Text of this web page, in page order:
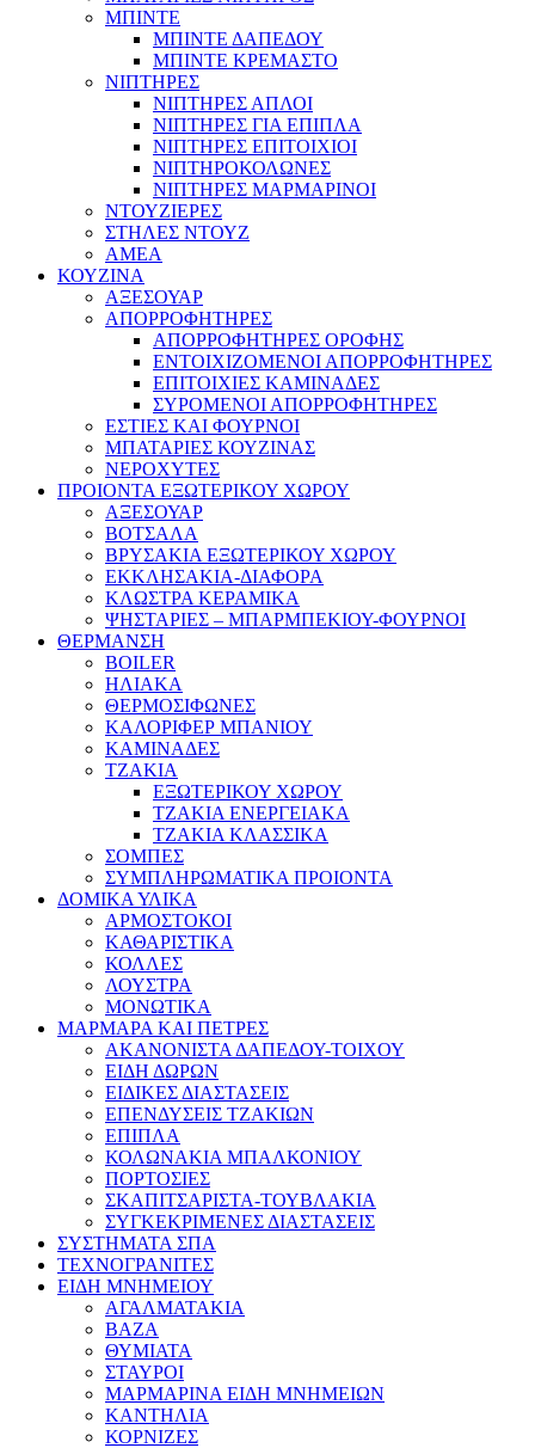
ΜΠΙΝΤΕ
ΜΠΙΝΤΕ ΔΑΠΕΔΟΥ
ΜΠΙΝΤΕ ΚΡΕΜΑΣΤΟ
ΝΙΠΤΗΡΕΣ
ΝΙΠΤΗΡΕΣ ΑΠΛΟΙ
ΝΙΠΤΗΡΕΣ ΓΙΑ ΕΠΙΠΛΑ
ΝΙΠΤΗΡΕΣ ΕΠΙΤΟΙΧΙΟΙ
ΝΙΠΤΗΡΟΚΟΛΩΝΕΣ
ΝΙΠΤΗΡΕΣ ΜΑΡΜΑΡΙΝΟΙ
ΝΤΟΥΖΙΕΡΕΣ
ΣΤΗΛΕΣ ΝΤΟΥΖ
ΑΜΕΑ
ΚΟΥΖΙΝΑ
ΑΞΕΣΟΥΑΡ
ΑΠΟΡΡΟΦΗΤΗΡΕΣ
ΑΠΟΡΡΟΦΗΤΗΡΕΣ ΟΡΟΦΗΣ
ΕΝΤΟΙΧΙΖΟΜΕΝΟΙ ΑΠΟΡΡΟΦΗΤΗΡΕΣ
ΕΠΙΤΟΙΧΙΕΣ ΚΑΜΙΝΑΔΕΣ
ΣΥΡΟΜΕΝΟΙ ΑΠΟΡΡΟΦΗΤΗΡΕΣ
ΕΣΤΙΕΣ ΚΑΙ ΦΟΥΡΝΟΙ
ΜΠΑΤΑΡΙΕΣ ΚΟΥΖΙΝΑΣ
ΝΕΡΟΧΥΤΕΣ
ΠΡΟΙΟΝΤΑ ΕΞΩΤΕΡΙΚΟΥ ΧΩΡΟΥ
ΑΞΕΣΟΥΑΡ
ΒΟΤΣΑΛΑ
ΒΡΥΣΑΚΙΑ ΕΞΩΤΕΡΙΚΟΥ ΧΩΡΟΥ
ΕΚΚΛΗΣΑΚΙΑ-ΔΙΑΦΟΡΑ
ΚΛΩΣΤΡΑ ΚΕΡΑΜΙΚΑ
ΨΗΣΤΑΡΙΕΣ – ΜΠΑΡΜΠΕΚΙΟΥ-ΦΟΥΡΝΟΙ
ΘΕΡΜΑΝΣΗ
BOILER
ΗΛΙΑΚΑ
ΘΕΡΜΟΣΙΦΩΝΕΣ
ΚΑΛΟΡΙΦΕΡ ΜΠΑΝΙΟΥ
ΚΑΜΙΝΑΔΕΣ
ΤΖΑΚΙΑ
ΕΞΩΤΕΡΙΚΟΥ ΧΩΡΟΥ
ΤΖΑΚΙΑ ΕΝΕΡΓΕΙΑΚΑ
ΤΖΑΚΙΑ ΚΛΑΣΣΙΚΑ
ΣΟΜΠΕΣ
ΣΥΜΠΛΗΡΩΜΑΤΙΚΑ ΠΡΟΙΟΝΤΑ
ΔΟΜΙΚΑ ΥΛΙΚΑ
ΑΡΜΟΣΤΟΚΟΙ
ΚΑΘΑΡΙΣΤΙΚΑ
ΚΟΛΛΕΣ
ΛΟΥΣΤΡΑ
ΜΟΝΩΤΙΚΑ
ΜΑΡΜΑΡΑ ΚΑΙ ΠΕΤΡΕΣ
ΑΚΑΝΟΝΙΣΤΑ ΔΑΠΕΔΟΥ-ΤΟΙΧΟΥ
ΕΙΔΗ ΔΩΡΩΝ
ΕΙΔΙΚΕΣ ΔΙΑΣΤΑΣΕΙΣ
ΕΠΕΝΔΥΣΕΙΣ ΤΖΑΚΙΩΝ
ΕΠΙΠΛΑ
ΚΟΛΩΝΑΚΙΑ ΜΠΑΛΚΟΝΙΟΥ
ΠΟΡΤΟΣΙΕΣ
ΣΚΑΠΙΤΣΑΡΙΣΤΑ-ΤΟΥΒΛΑΚΙΑ
ΣΥΓΚΕΚΡΙΜΕΝΕΣ ΔΙΑΣΤΑΣΕΙΣ
ΣΥΣΤΗΜΑΤΑ ΣΠΑ
ΤΕΧΝΟΓΡΑΝΙΤΕΣ
ΕΙΔΗ ΜΝΗΜΕΙΟΥ
ΑΓΑΛΜΑΤΑΚΙΑ
ΒΑΖΑ
ΘΥΜΙΑΤΑ
ΣΤΑΥΡΟΙ
ΜΑΡΜΑΡΙΝΑ ΕΙΔΗ ΜΝΗΜΕΙΩΝ
ΚΑΝΤΗΛΙΑ
ΚΟΡΝΙΖΕΣ